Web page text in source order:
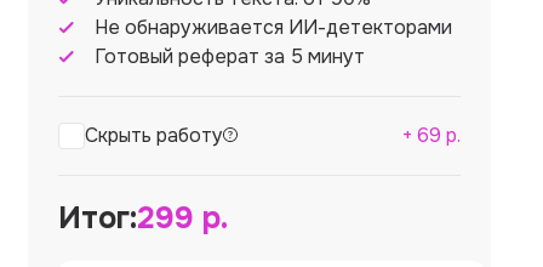
Не обнаруживается ИИ-детекторами
Готовый реферат за 5 минут
Скрыть работу + 69 р.
Итог:299 р.